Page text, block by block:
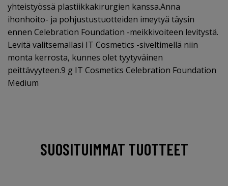
yhteistyössä plastiikkakirurgien kanssa.Anna
ihonhoito- ja pohjustustuotteiden imeytyä täysin
ennen Celebration Foundation -meikkivoiteen levitystä.
Levitä valitsemallasi IT Cosmetics -siveltimellä niin
monta kerrosta, kunnes olet tyytyväinen
peittävyyteen.9 g IT Cosmetics Celebration Foundation
Medium
SUOSITUIMMAT TUOTTEET